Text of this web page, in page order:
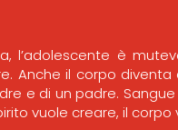
l’adolescente è
Anche il corpo
e di un padre.
vuole creare, il corpo